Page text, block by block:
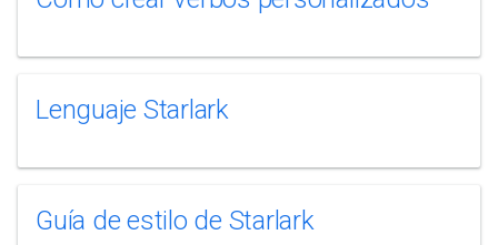
Lenguaje Starlark
Guía de estilo de Starlark